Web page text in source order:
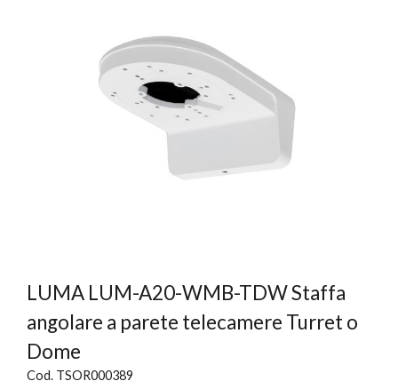
LUMA LUM-A20-WMB-TDW Staffa
angolare a parete telecamere Turret o
Dome
Cod. TSOR000389